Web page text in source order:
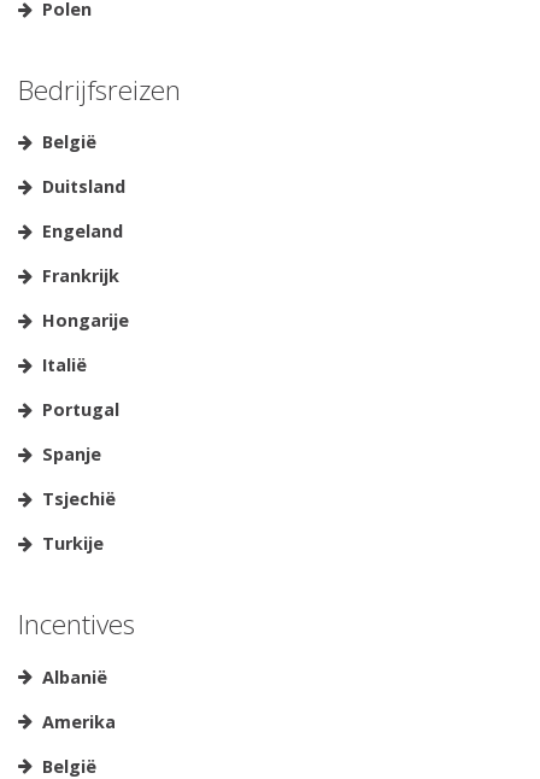
Polen
Bedrijfsreizen
België
Duitsland
Engeland
Frankrijk
Hongarije
Italië
Portugal
Spanje
Tsjechië
Turkije
Incentives
Albanië
Amerika
België